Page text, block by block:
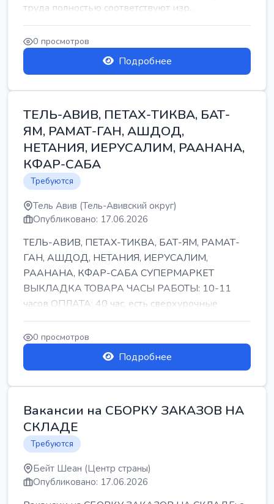
труда полностью соответствуют изр...
0 просмотров
Подробнее
ТЕЛЬ-АВИВ, ПЕТАХ-ТИКВА, БАТ-
ЯМ, РАМАТ-ГАН, АШДОД,
НЕТАНИЯ, ИЕРУСАЛИМ, РААНАНА,
КФАР-САБА
Требуются
Тель Авив (Тель-Авивский округ)
Опубликовано: 17.06.2026
ТЕЛЬ-АВИВ, ПЕТАХ-ТИКВА, БАТ-ЯМ, РАМАТ-
ГАН, АШДОД, НЕТАНИЯ, ИЕРУСАЛИМ,
РААНАНА, КФАР-САБА СУПЕРМАРКЕТ
ВЫКЛАДКА ТОВАРА ЧАСЫ РАБОТЫ: 10-11
часов ОПЛАТА: 40 час, есть сверхурочные
ПИТАНИЕ ЕСТЬ Для синих б...
0 просмотров
Подробнее
Вакансии на СБОРКУ ЗАКАЗОВ НА
СКЛАДЕ
Требуются
Бейт Шеан (Центр страны)
Опубликовано: 17.06.2026